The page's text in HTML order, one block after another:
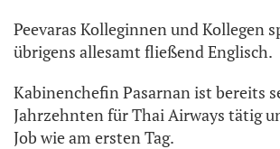
Peevaras Kolleginnen und Kollegen
übrigens allesamt fließend Englisch.
Kabinenchefin Pasarnan ist bereits
Jahrzehnten für Thai Airways tätig
Job wie am ersten Tag.